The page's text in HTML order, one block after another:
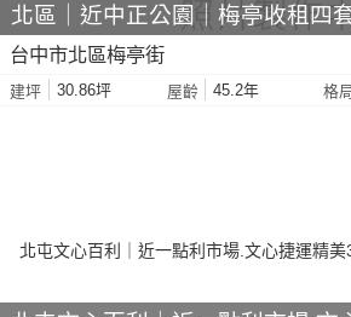
北區｜近中正公園｜梅亭收租四
台中市北區梅亭街
建坪 30.86坪 屋齡 45.2年 格